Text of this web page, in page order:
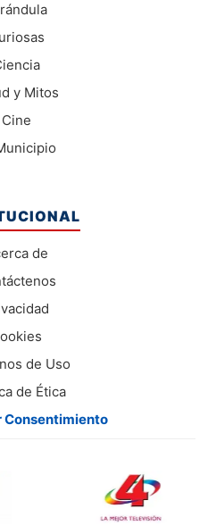
y Mitos
Cine
de
de Uso
de Ética
Consentimiento